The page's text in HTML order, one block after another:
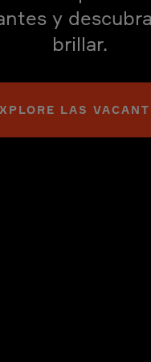
y
brillar.
LAS